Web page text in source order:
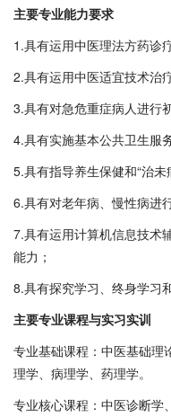
主要专业能力要求
1.具有运用中医理法方药诊
2.具有运用中医适宜技术治
3.具有对急危重症病人进行
4.具有实施基本公共卫生服
5.具有指导养生保健和“治未
6.具有对老年病、慢性病进
7.具有运用计算机信息技术
能力；
8.具有探究学习、终身学习
主要专业课程与实习实训
专业基础课程：中医基础理
理学、病理学、药理学。
专业核心课程：中医诊断学